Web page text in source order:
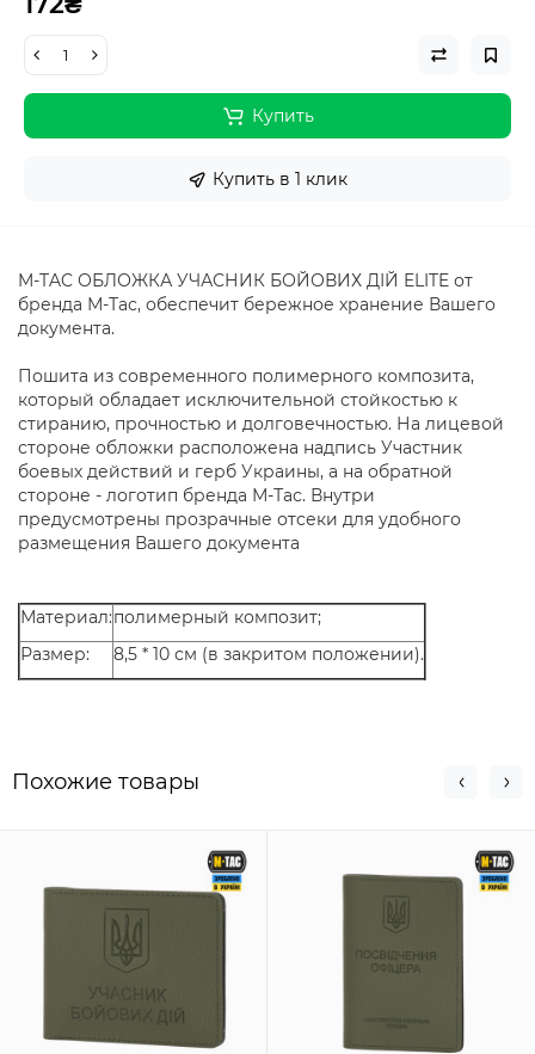
Купить
Купить в 1 клик
M-TAC ОБЛОЖКА УЧАСНИК БОЙОВИХ ДІЙ ELITE от
бренда М-Тас, обеспечит бережное хранение Вашего
документа.
Пошита из современного полимерного композита,
который обладает исключительной стойкостью к
стиранию, прочностью и долговечностью. На лицевой
стороне обложки расположена надпись Участник
боевых действий и герб Украины, а на обратной
стороне - логотип бренда М-Тас. Внутри
предусмотрены прозрачные отсеки для удобного
размещения Вашего документа
Материал:полимерный композит;
Размер:
8,5 * 10 см (в закритом положении).
Похожие товары